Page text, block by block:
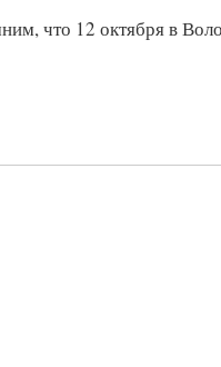
что 12 октября в